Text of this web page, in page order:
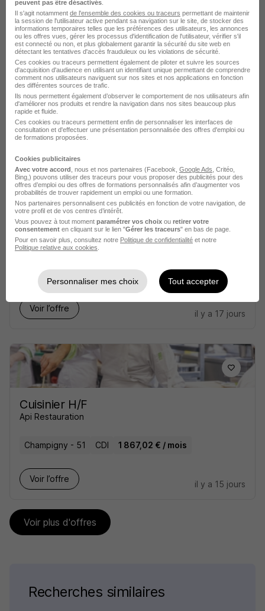
Cuisinier H/F
Vitalrest
Épernay - 51 CDD 1 944 € / mois
Voir l’offre
Charcutier-Traiteur H/F
Groupement Mousquetaires
Avize - 51
Voir l’offre
il y a 17 jours
Cuisinier H/F
Api Restauration
Champigny - 51 CDI 1 867,02 € / mois
Voir l’offre
il y a 15 jours
Voir plus d'offres
Recherches similaires
peuvent pas être désactivés
Il s'agit notamment de l'ensemble des cookies ou traceurs permettant de maintenir
la session de l'utilisateur active pendant sa navigation sur le site, de stocker des
informations temporaires telles que les préférences des utilisateurs, les annonces
ou les offres vues, gérer les processus d'identification de l'utilisateur, vérifier s'il
est connecté ou non, et plus globalement garantir la sécurité du site web en
détectant les tentatives d'accès frauduleux ou les violations de sécurité.
Ces cookies ou traceurs permettent également de piloter et suivre les sources
d'acquisition d'audience en utilisant un identifiant unique permettant de comprendre
comment nos utilisateurs naviguent sur nos sites et nos applications en fonction
des différentes sources de trafic.
Ils nous permettent également d’observer le comportement de nos utilisateurs afin
d'améliorer nos produits et rendre la navigation dans nos sites beaucoup plus
rapide et fluide.
Ces cookies ou traceurs permettent enfin de personnaliser les interfaces de
consultation et d'effectuer une présentation personnalisée des offres d'emploi ou
de formations proposées.
Cookies publicitaires
Avec votre accord , nous et nos partenaires (Facebook, Google Ads , Critéo,
Bing,) pouvons utiliser des traceurs pour vous proposer des publicités pour des
offres d’emploi ou des offres de formations personnalisés afin d’augmenter vos
probabilités de trouver rapidement un emploi ou une formation.
Nos partenaires personnalisent ces publicités en fonction de votre navigation, de
votre profil et de vos centres d’intérêt.
Vous pouvez à tout moment paramétrer vos choix ou retirer votre
consentement en cliquant sur le lien "Gérer les traceurs" en bas de page.
Pour en savoir plus, consultez notre Politique de confidentialité et notre
Politique relative aux cookies
Personnaliser mes choix Tout accepter